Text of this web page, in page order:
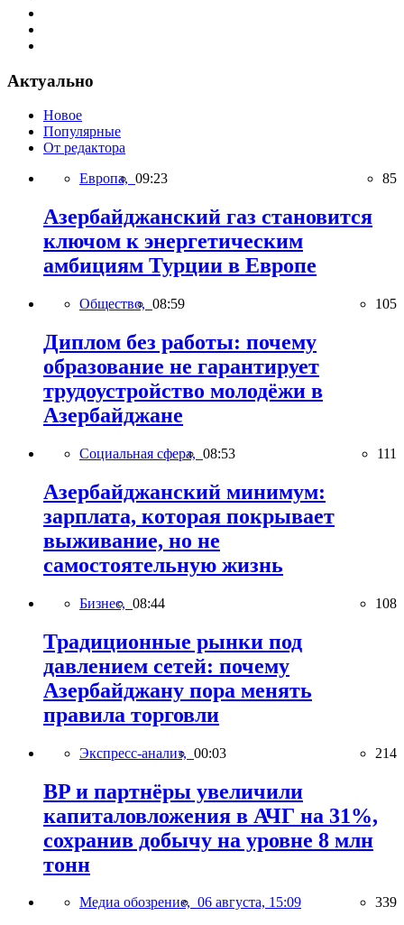
Актуально
Новое
Популярные
От редактора
Европа, 09:23 85
Азербайджанский газ становится
ключом к энергетическим
амбициям Турции в Европе
Общество, 08:59 105
Диплом без работы: почему
образование не гарантирует
трудоустройство молодёжи в
Азербайджане
Социальная сфера, 08:53 111
Азербайджанский минимум:
зарплата, которая покрывает
выживание, но не
самостоятельную жизнь
Бизнес, 08:44 108
Традиционные рынки под
давлением сетей: почему
Азербайджану пора менять
правила торговли
Экспресс-анализ, 00:03 214
BP и партнёры увеличили
капиталовложения в АЧГ на 31%,
сохранив добычу на уровне 8 млн
тонн
Медиа обозрение, 06 августа, 15:09 339